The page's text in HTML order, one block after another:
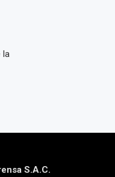
la
S.A.C.